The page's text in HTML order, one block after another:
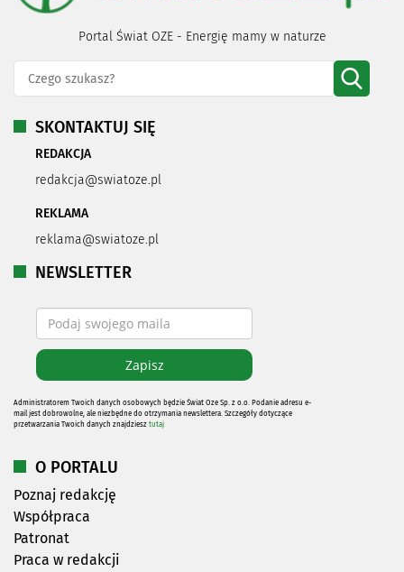
Portal Świat OZE - Energię mamy w naturze
SKONTAKTUJ SIĘ
REDAKCJA
redakcja@swiatoze.pl
REKLAMA
reklama@swiatoze.pl
NEWSLETTER
Administratorem Twoich danych osobowych będzie Świat Oze Sp. z o.o. Podanie adresu e-
mail jest dobrowolne, ale niezbędne do otrzymania newslettera. Szczegóły dotyczące
przetwarzania Twoich danych znajdziesz tutaj
O PORTALU
Poznaj redakcję
Współpraca
Patronat
Praca w redakcji